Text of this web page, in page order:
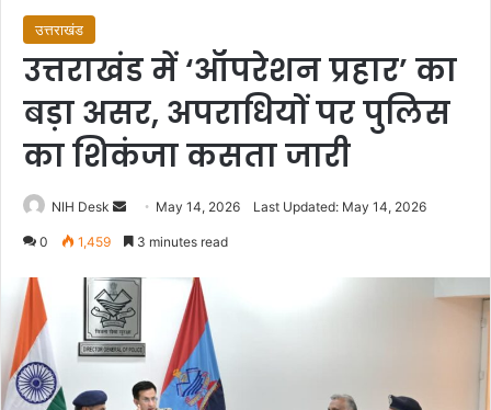
उत्तराखंड
उत्तराखंड में ‘ऑपरेशन प्रहार’ का
बड़ा असर, अपराधियों पर पुलिस
का शिकंजा कसता जारी
NIH Desk
Send
an
May 14, 2026 Last Updated: May 14, 2026
0 1,459 3 minutes read